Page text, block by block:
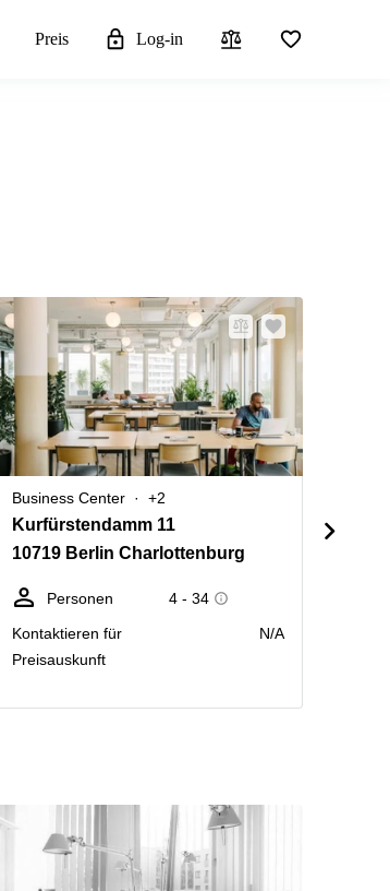
Preis Log-in
Business Center +2
Kurfürstendamm 11
10719 Berlin Charlottenburg
Personen
4 - 34
Kontaktieren für
Preisauskunft
N/A